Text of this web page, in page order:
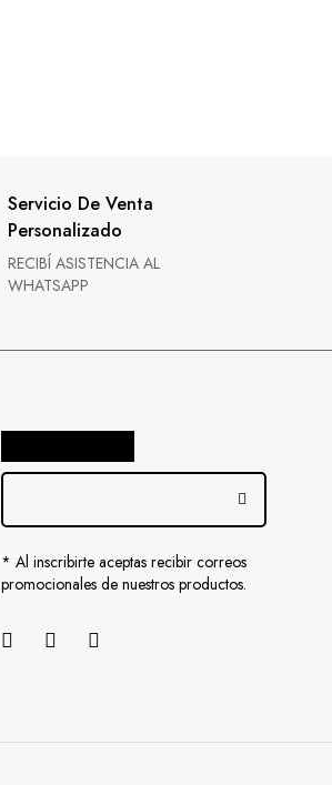
Servicio De Venta
Personalizado
RECIBÍ ASISTENCIA AL
WHATSAPP
* Al inscribirte aceptas recibir correos
promocionales de nuestros productos.